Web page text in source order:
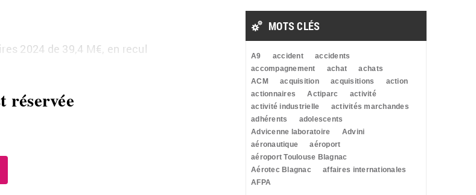
2024 de 39,4 M€, en recul
réservée
MOTS CLÉS
A9 accident
accidents
accompagnement
achat
achats
ACM
acquisition acquisitions
action
actionnaires
Actiparc
activité
activité industrielle
activités marchandes
adhérents
adolescents
Advicenne laboratoire
Advini
aéronautique
aéroport
aéroport Toulouse Blagnac
Aérotec Blagnac
affaires internationales
AFPA